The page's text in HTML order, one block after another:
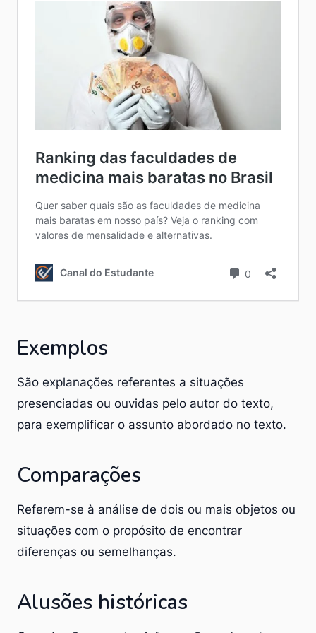
Exemplos
São explanações referentes a situações
presenciadas ou ouvidas pelo autor do texto,
para exemplificar o assunto abordado no texto.
Comparações
Referem-se à análise de dois ou mais objetos ou
situações com o propósito de encontrar
diferenças ou semelhanças.
Alusões históricas